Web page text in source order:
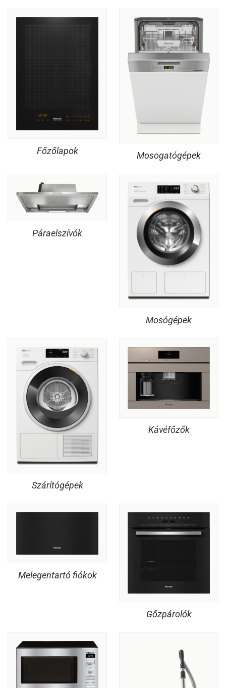
Főzőlapok Mosogatógépek
Páraelszívók
Mosógépek
Szárítógépek
Kávéfőzők
Melegentartó fiókok
Gőzpárolók